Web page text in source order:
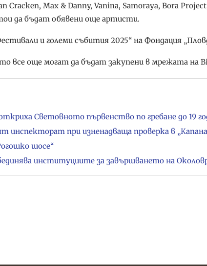
Cracken, Max & Danny, Vanina, Samoraya, Bora
да бъдат обявени още артисти.
и големи събития 2025“ на Фондация
все още могат да бъдат закупени в мрежата на
Световното първенство по гребане до 19
при изненадваща проверка в
шосе“
институциите за завършването на